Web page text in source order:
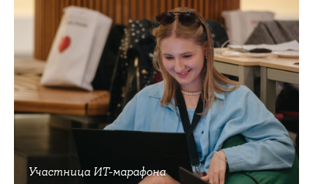
Участница ИТ-марафона